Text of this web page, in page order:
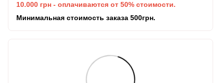
10.000 грн - оплачиваются от 50% стоимости.
Минимальная стоимость заказа 500грн.